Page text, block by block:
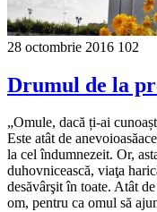
28 octombrie 2016 102
Drumul de la
„Omule, dacă ți-ai
Este atât de
la cel îndumnezeit. Or,
duhovnicească, viaţa
desăvârşit în toate. Atât
om, pentru ca omul să